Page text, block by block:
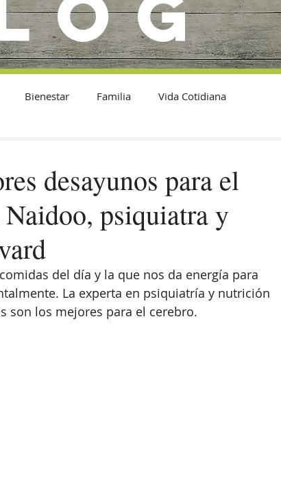
Bienestar Familia Vida Cotidiana
desayunos para el
psiquiatra y
del día y la que nos da energía para
La experta en psiquiatría y nutrición
son los mejores para el cerebro.